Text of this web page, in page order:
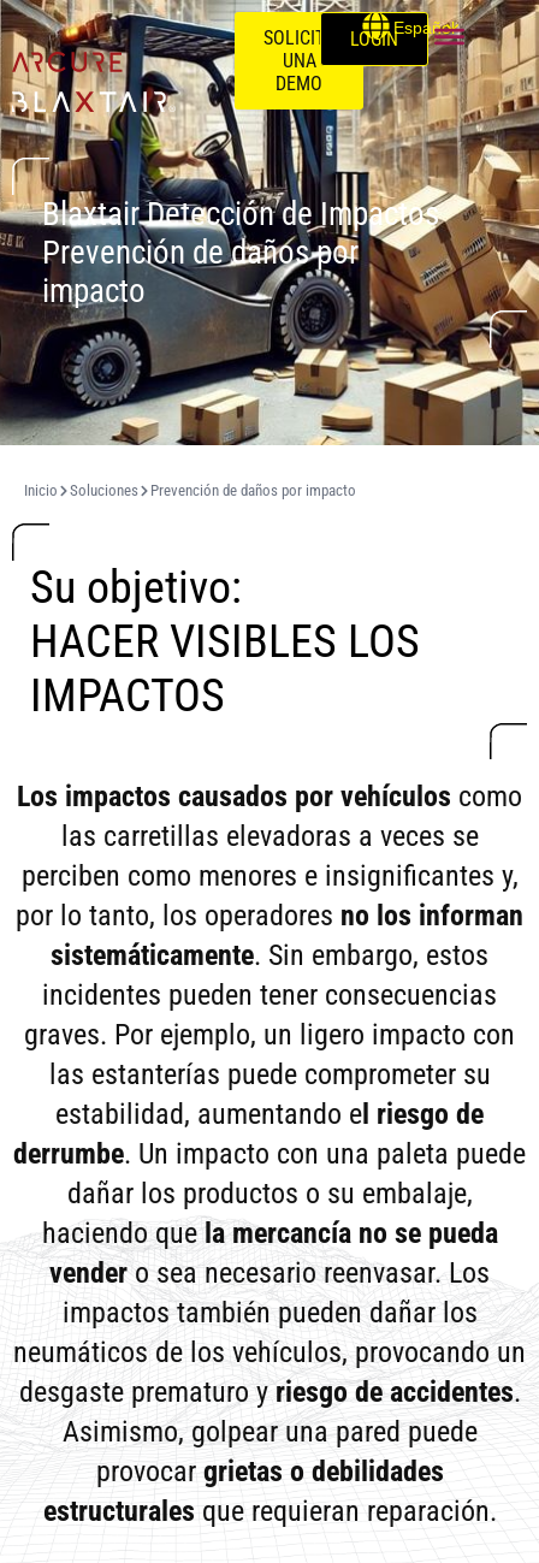
SOLICITE
UNA
DEMO
LOGINEspañol
Blaxtair Detección de Impactos
Prevención de daños por
impacto
Inicio Soluciones Prevención de daños por impacto
Su objetivo:
HACER VISIBLES LOS
IMPACTOS
Los impactos causados ​​por vehículos como
las carretillas elevadoras a veces se
perciben como menores e insignificantes y,
por lo tanto, los operadores no los informan
sistemáticamente. Sin embargo, estos
incidentes pueden tener consecuencias
graves. Por ejemplo, un ligero impacto con
las estanterías puede comprometer su
estabilidad, aumentando e l riesgo de
derrumbe. Un impacto con una paleta puede
dañar los productos o su embalaje,
haciendo quela mercancía no se pueda
vendero sea necesario reenvasar. Los
impactos también pueden dañar los
neumáticos de los vehículos, provocando un
desgaste prematuro yriesgo de accidentes.
Asimismo, golpear una pared puede
provocargrietas o debilidades
estructurales que requieran reparación.